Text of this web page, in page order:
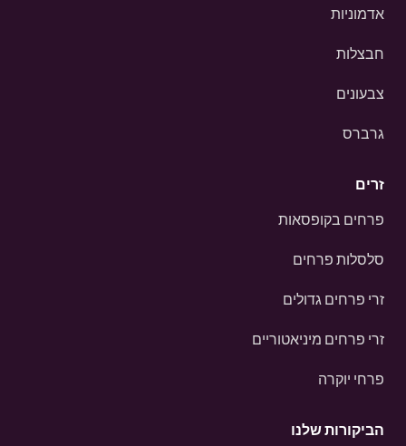
אדמוניות
חבצלות
צבעונים
גרברס
זרים
פרחים בקופסאות
סלסלות פרחים
זרי פרחים גדולים
זרי פרחים מיניאטוריים
פרחי יוקרה
הביקורות שלנו